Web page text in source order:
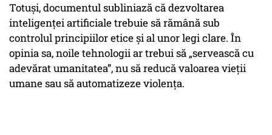
Totuși, documentul subliniază că dezvoltarea
inteligenței artificiale trebuie să rămână sub
controlul principiilor etice și al unor legi clare. În
opinia sa, noile tehnologii ar trebui să „servească cu
adevărat umanitatea”, nu să reducă valoarea vieții
umane sau să automatizeze violența.